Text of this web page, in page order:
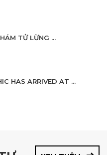
TỬ LỪNG ...
HAS ARRIVED AT ...